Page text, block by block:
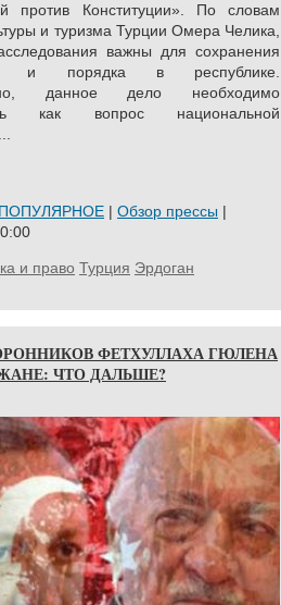
против Конституции». По словам
и туризма Турции Омера Челика,
важны для сохранения
и порядка в республике.
данное дело необходимо
как вопрос национальной
ПОПУЛЯРНОЕ | Обзор прессы |
и право Турция Эрдоган
ФЕТХУЛЛАХА ГЮЛЕНА
ЧТО ДАЛЬШЕ?